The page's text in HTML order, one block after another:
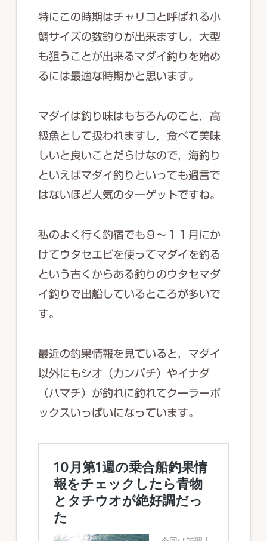
特にこの時期はチャリコと呼ばれる小
鯛サイズの数釣りが出来ますし，大型
も狙うことが出来るマダイ釣りを始め
るには最適な時期かと思います。
マダイは釣り味はもちろんのこと，高
級魚として扱われますし，食べて美味
しいと良いことだらけなので，海釣り
といえばマダイ釣りといっても過言で
はないほど人気のターゲットですね。
私のよく行く釣宿でも９～１１月にか
けてウタセエビを使ってマダイを釣る
という古くからある釣りのウタセマダ
イ釣りで出船しているところが多いで
す。
最近の釣果情報を見ていると，マダイ
以外にもシオ（カンパチ）やイナダ
（ハマチ）が釣れに釣れてクーラーボ
ックスいっぱいになっています。